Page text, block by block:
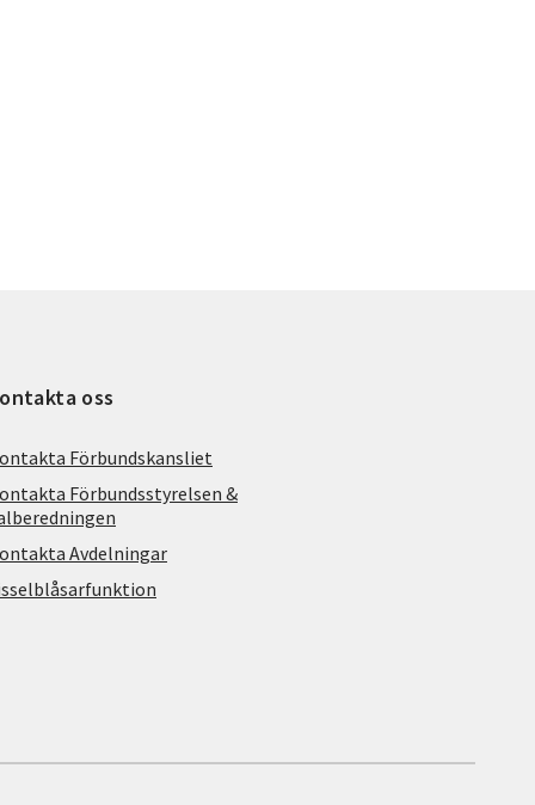
oss
Förbundskansliet
Förbundsstyrelsen &
Avdelningar